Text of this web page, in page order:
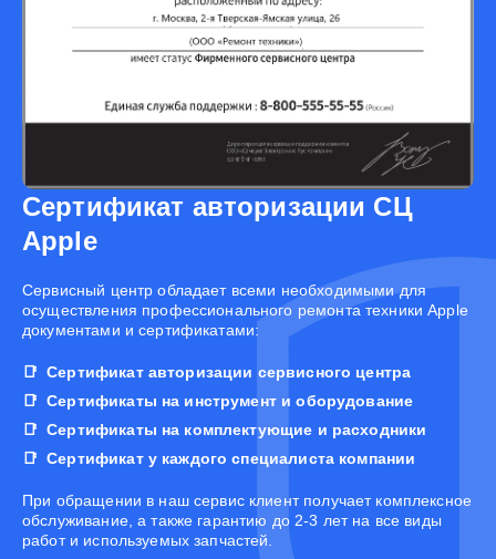
Сертификат авторизации СЦ
Apple
Cервисный центр обладает всеми необходимыми для
осуществления профессионального ремонта техники Apple
документами и сертификатами:
Сертификат авторизации сервисного центра
Сертификаты на инструмент и оборудование
Сертификаты на комплектующие и расходники
Сертификат у каждого специалиста компании
При обращении в наш сервис клиент получает комплексное
обслуживание, а также гарантию до 2-3 лет на все виды
работ и используемых запчастей.